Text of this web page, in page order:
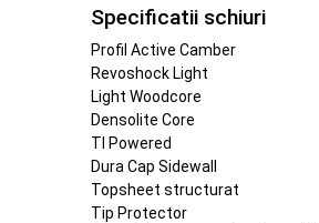
Specificatii schiuri
Profil Active Camber
Revoshock Light
Light Woodcore
Densolite Core
TI Powered
Dura Cap Sidewall
Topsheet structurat
Tip Protector